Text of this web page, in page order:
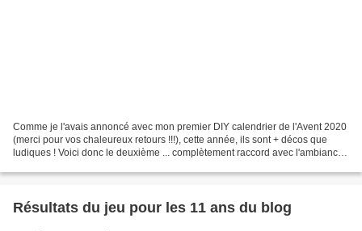
Comme je l'avais annoncé avec mon premier DIY calendrier de l'Avent 2020
(merci pour vos chaleureux retours !!!), cette année, ils sont + décos que
ludiques ! Voici donc le deuxième ... complètement raccord avec l'ambiance
Résultats du jeu pour les 11 ans du blog